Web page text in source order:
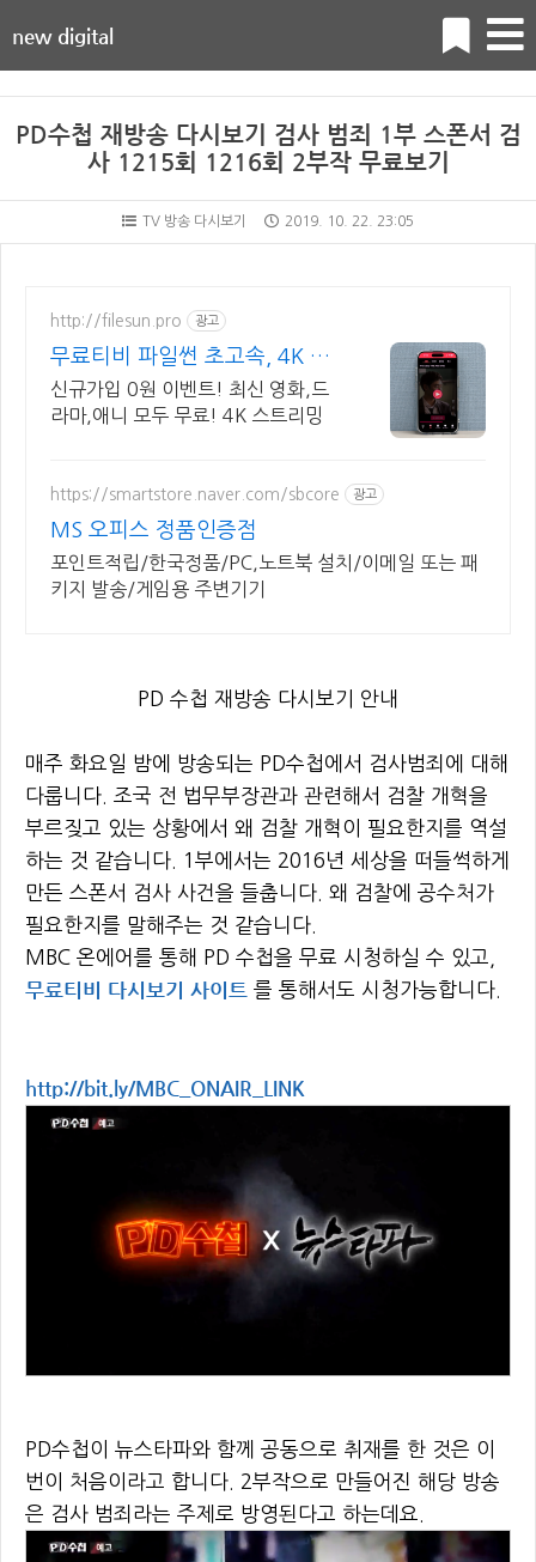
new digital
PD수첩 재방송 다시보기 검사 범죄 1부 스폰서 검
사 1215회 1216회 2부작 무료보기
TV 방송 다시보기 2019. 10. 22. 23:05
http://filesun.pro 광고
무료티비 파일썬 초고속, 4K 실
시간 보기!
신규가입 0원 이벤트! 최신 영화,드
라마,애니 모두 무료! 4K 스트리밍
https://smartstore.naver.com/sbcore 광고
MS 오피스 정품인증점
포인트적립/한국정품/PC,노트북 설치/이메일 또는 패
키지 발송/게임용 주변기기
PD 수첩 재방송 다시보기 안내
매주 화요일 밤에 방송되는 PD수첩에서 검사범죄에 대해
다룹니다. 조국 전 법무부장관과 관련해서 검찰 개혁을
부르짖고 있는 상황에서 왜 검찰 개혁이 필요한지를 역설
하는 것 같습니다. 1부에서는 2016년 세상을 떠들썩하게
만든 스폰서 검사 사건을 들춥니다. 왜 검찰에 공수처가
필요한지를 말해주는 것 같습니다.
MBC 온에어를 통해 PD 수첩을 무료 시청하실 수 있고,
무료티비 다시보기 사이트 를 통해서도 시청가능합니다.
http://bit.ly/MBC_ONAIR_LINK
PD수첩이 뉴스타파와 함께 공동으로 취재를 한 것은 이
번이 처음이라고 합니다. 2부작으로 만들어진 해당 방송
은 검사 범죄라는 주제로 방영된다고 하는데요.